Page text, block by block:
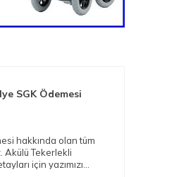
SGK Ödemesi
hakkında olan tüm
Akülü Tekerlekli
için yazımızı